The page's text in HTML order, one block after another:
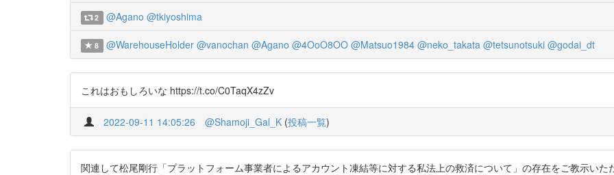
2 @Agano @tkiyoshima
8 @WarehouseHolder @vanochan @Agano @4OoO8OO @Matsuo1984 @neko_takata @tetsunotsuki @godai_dt
これはおもしろいな https://t.co/C0TaqX4zZv
2022-09-11 14:05:26 @Shamoji_Gal_K (投稿一覧)
関連して松尾剛行「プラットフォーム事業者によるアカウント凍結等に対する私法上の救済について」の存在をご教示い